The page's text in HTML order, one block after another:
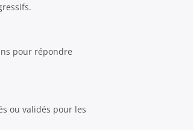
pour répondre
ou validés pour les